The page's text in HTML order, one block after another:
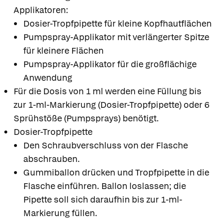
Applikatoren:
Dosier-Tropfpipette für kleine Kopfhautflächen
Pumpspray-Applikator mit verlängerter Spitze
für kleinere Flächen
Pumpspray-Applikator für die großflächige
Anwendung
Für die Dosis von 1 ml werden eine Füllung bis
zur 1-ml-Markierung (Dosier-Tropfpipette) oder 6
Sprühstöße (Pumpsprays) benötigt.
Dosier-Tropfpipette
Den Schraubverschluss von der Flasche
abschrauben.
Gummiballon drücken und Tropfpipette in die
Flasche einführen. Ballon loslassen; die
Pipette soll sich daraufhin bis zur 1-ml-
Markierung füllen.